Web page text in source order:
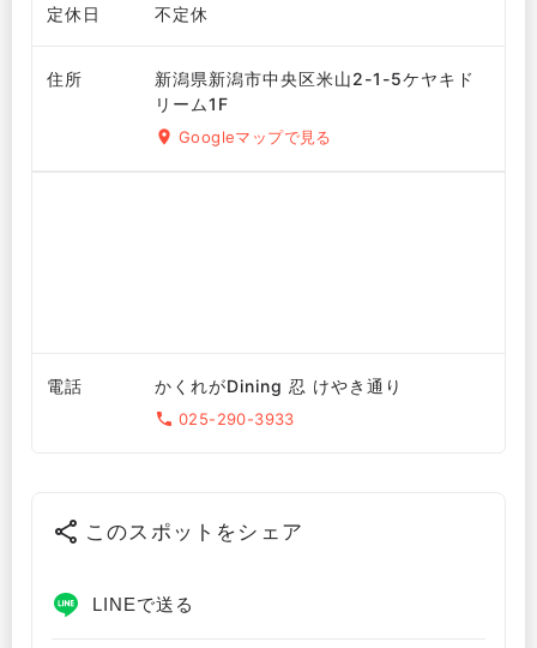
定休日 不定休
住所
新潟県新潟市中央区米山2-1-5ケヤキド
リーム1F
Googleマップで見る
電話 かくれがDining 忍 けやき通り
025-290-3933
このスポットをシェア
LINEで送る